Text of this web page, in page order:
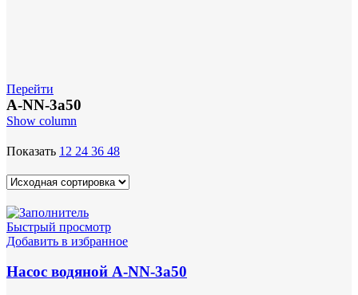
Перейти
A-NN-3a50
Show column
Показать 12 24 36 48
Быстрый просмотр
Добавить в избранное
Насос водяной A-NN-3a50